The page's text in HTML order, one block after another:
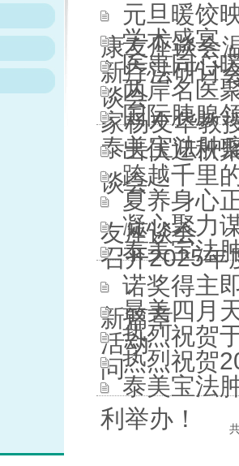
元旦暖饺
康友座谈会
学术盛宴
新疗法研讨
医患同心
谈会
两岸名医
家杨友华教
国际胰腺
泰美宝法肿
出伏迎秋
谈会
跨越千里
夏养身心
友座谈会
凝心聚力
召开2025年
泰美宝法
诺奖得主
新篇章
最美四月
活动
热烈祝贺
问热烈祝贺
泰美宝法
利举办！